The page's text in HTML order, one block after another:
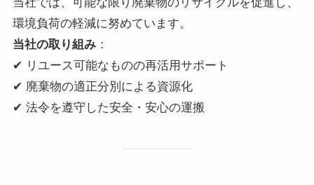
環境負荷の軽減に努めています。
当社の取り組み：
✔ リユース可能なものの再活用サポート
✔ 廃棄物の適正分別による資源化
✔ 法令を遵守した安全・安心の運搬